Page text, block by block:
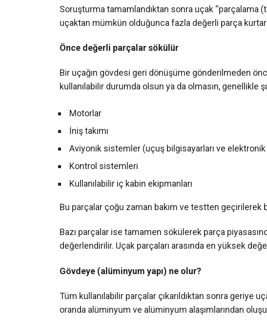
Soruşturma tamamlandıktan sonra uçak “parçalama
uçaktan mümkün olduğunca fazla değerli parça
Önce değerli parçalar sökülür
Bir uçağın gövdesi geri dönüşüme gönderilmeden
kullanılabilir durumda olsun ya da olmasın, genellikle
Motorlar
İniş takımı
Aviyonik sistemler (uçuş bilgisayarları ve
Kontrol sistemleri
Kullanılabilir iç kabin ekipmanları
Bu parçalar çoğu zaman bakım ve testten geçirilerek
Bazı parçalar ise tamamen sökülerek parça
değerlendirilir. Uçak parçaları arasında en yüksek
Gövdeye (alüminyum yapı) ne olur?
Tüm kullanılabilir parçalar çıkarıldıktan sonra geriye
oranda alüminyum ve alüminyum alaşımlarından